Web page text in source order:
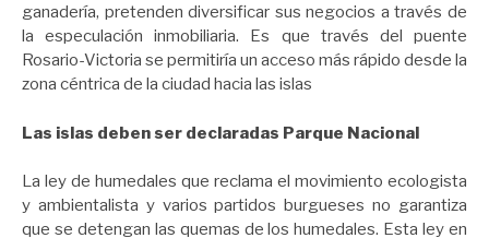
ganadería, pretenden diversificar sus negocios a través de
la especulación inmobiliaria. Es que través del puente
Rosario-Victoria se permitiría un acceso más rápido desde la
zona céntrica de la ciudad hacia las islas
Las islas deben ser declaradas Parque Nacional
La ley de humedales que reclama el movimiento ecologista
y ambientalista y varios partidos burgueses no garantiza
que se detengan las quemas de los humedales. Esta ley en